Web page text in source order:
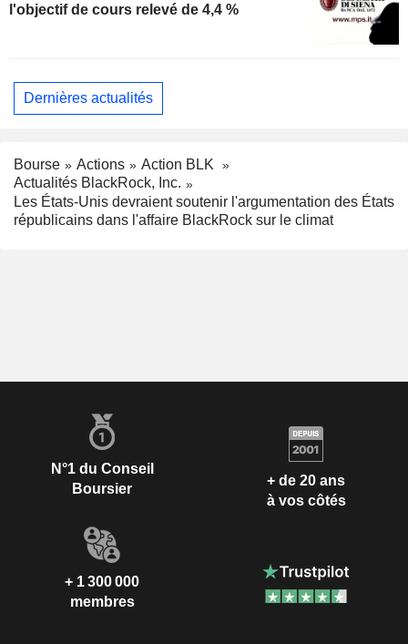
l'objectif de cours relevé de 4,4 %
Dernières actualités
Bourse Actions
Action BLK
Actualités BlackRock, Inc.
Les États-Unis devraient soutenir l'argumentation des États
républicains dans l'affaire BlackRock sur le climat
N°1 du Conseil
Boursier
+ de 20 ans
à vos côtés
+ 1 300 000
membres